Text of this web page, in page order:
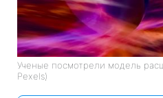
Ученые посмотрели модель
Pexels)